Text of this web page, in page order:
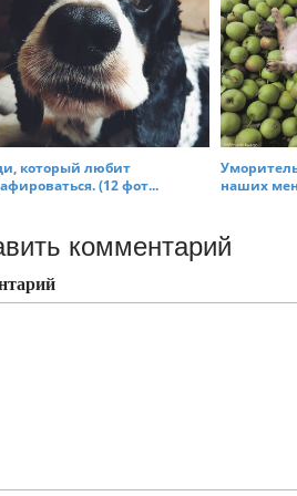
который любит
(12 фот...
наших
комментарий